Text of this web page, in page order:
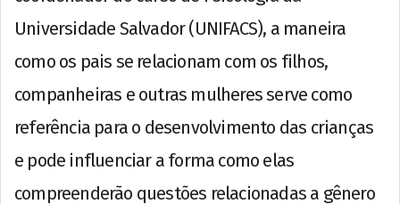
Universidade Salvador (UNIFACS), a maneira
como os pais se relacionam com os filhos,
companheiras e outras mulheres serve como
referência para o desenvolvimento das crianças
e pode influenciar a forma como elas
compreenderão questões relacionadas a gênero